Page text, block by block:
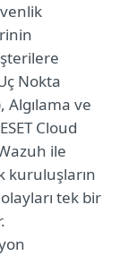
Nokta
Algılama ve
Cloud
ile
kuruluşların
tek bir